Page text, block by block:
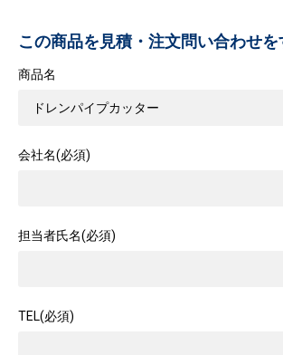
この商品を見積・注文問い合わせを
商品名
会社名(必須)
担当者氏名(必須)
TEL(必須)